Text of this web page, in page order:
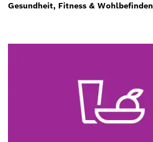
Gesundheit, Fitness & Wohlbefinden